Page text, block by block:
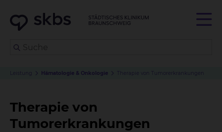
Leistung Hämatologie & Onkologie Therapie von Tumorerkrankungen
Therapie von
Tumorerkrankungen